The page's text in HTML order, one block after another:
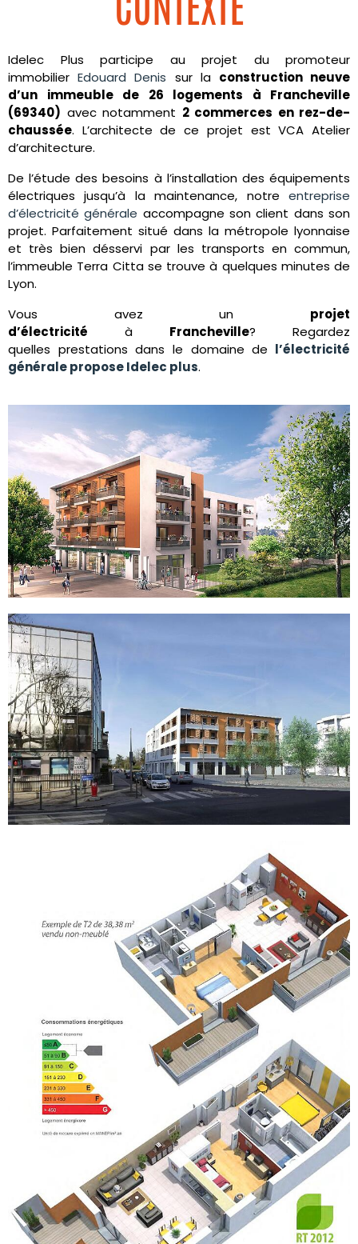
Idelec Plus participe au projet du promoteur
immobilierEdouard Denis sur la construction neuve
d’un immeuble de 26 logements à Francheville
(69340) avec notamment 2 commerces en rez-de-
chaussée. L’architecte de ce projet est VCA Atelier
d’architecture.
De l’étude des besoins à l’installation des équipements
électriques jusqu’à la maintenance, notre entreprise
d’électricité générale accompagne son client dans son
projet. Parfaitement situé dans la métropole lyonnaise
et très bien désservi par les transports en commun,
l’immeuble Terra Citta se trouve à quelques minutes de
Lyon.
Vous avez un projet
d’électricité à Francheville? Regardez
quelles prestations dans le domaine de l’électricité
générale propose Idelec plus.